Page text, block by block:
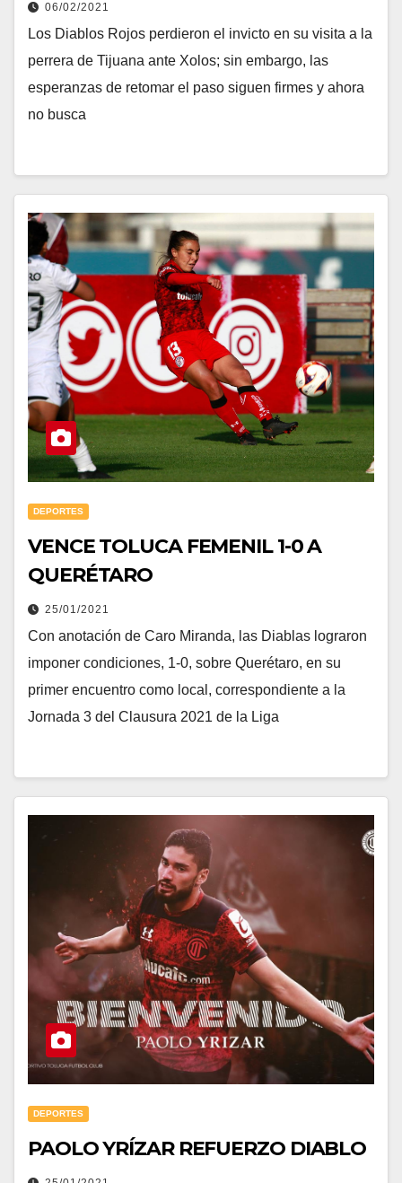
06/02/2021
Los Diablos Rojos perdieron el invicto en su visita a la
perrera de Tijuana ante Xolos; sin embargo, las
esperanzas de retomar el paso siguen firmes y ahora
no busca
DEPORTES
VENCE TOLUCA FEMENIL 1-0 A
QUERÉTARO
25/01/2021
Con anotación de Caro Miranda, las Diablas lograron
imponer condiciones, 1-0, sobre Querétaro, en su
primer encuentro como local, correspondiente a la
Jornada 3 del Clausura 2021 de la Liga
DEPORTES
PAOLO YRÍZAR REFUERZO DIABLO